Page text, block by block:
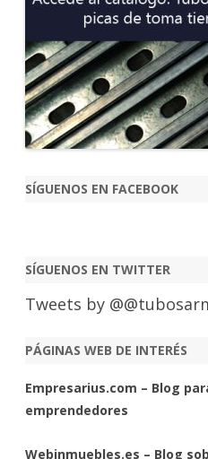
SÍGUENOS EN FACEBOOK
SÍGUENOS EN TWITTER
Tweets by
PÁGINAS WEB DE INTERÉS
Empresarius.com – Blog
emprendedores
Webinmuebles.es – Blog